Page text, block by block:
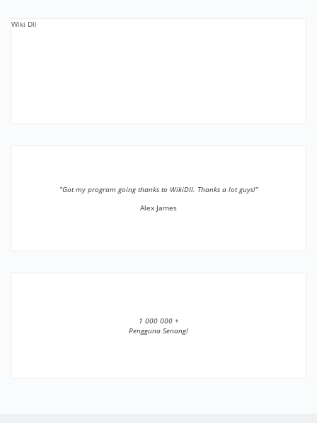
Wiki Dll
”Got my program going thanks to WikiDll. Thanks a lot guys!”
Alex James
1 000 000 +
Pengguna Senang!